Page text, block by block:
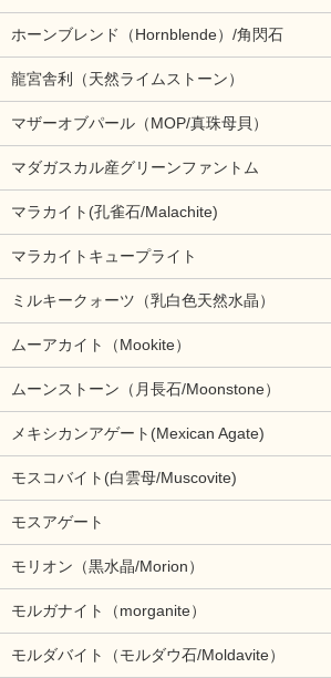
ホーンブレンド（Hornblende）/角閃石
龍宮舎利（天然ライムストーン）
マザーオブパール（MOP/真珠母貝）
マダガスカル産グリーンファントム
マラカイト(孔雀石/Malachite)
マラカイトキュープライト
ミルキークォーツ（乳白色天然水晶）
ムーアカイト（Mookite）
ムーンストーン（月長石/Moonstone）
メキシカンアゲート(Mexican Agate)
モスコバイト(白雲母/Muscovite)
モスアゲート
モリオン（黒水晶/Morion）
モルガナイト（morganite）
モルダバイト（モルダウ石/Moldavite）